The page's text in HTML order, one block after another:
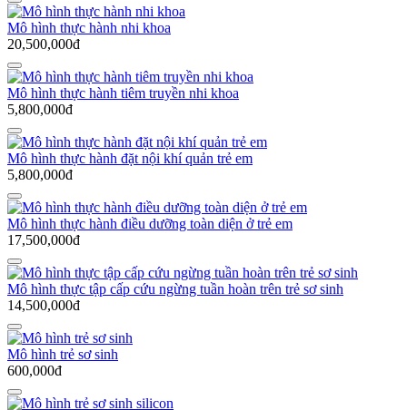
Mô hình thực hành nhi khoa
20,500,000đ
Mô hình thực hành tiêm truyền nhi khoa
5,800,000đ
Mô hình thực hành đặt nội khí quản trẻ em
5,800,000đ
Mô hình thực hành điều dưỡng toàn diện ở trẻ em
17,500,000đ
Mô hình thực tập cấp cứu ngừng tuần hoàn trên trẻ sơ sinh
14,500,000đ
Mô hình trẻ sơ sinh
600,000đ